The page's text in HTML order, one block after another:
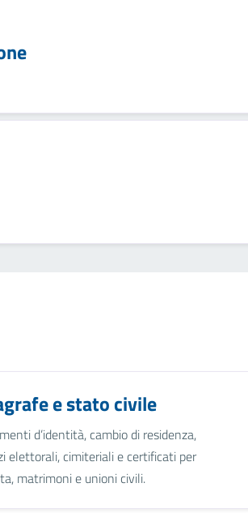
e stato civile
d’identità, cambio di residenza,
elettorali, cimiteriali e certificati per
matrimoni e unioni civili.